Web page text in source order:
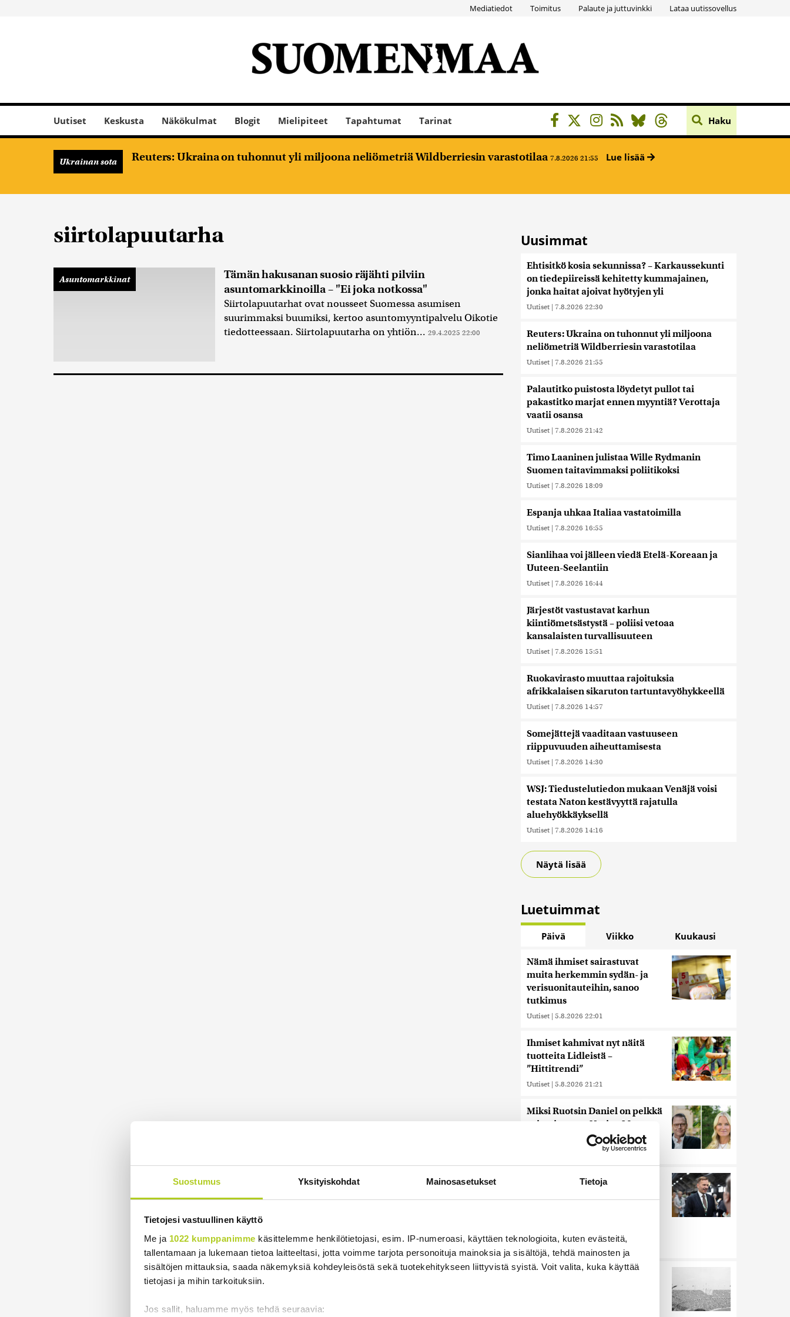
Suostumus Yksityiskohdat Mainosasetukset Tietoja
Tietojesi vastuullinen käyttö
Me ja 1022 kumppanimme käsittelemme henkilötietojasi, esim. IP-numeroasi, käyttäen teknologioita, kuten evästeitä,
tallentamaan ja lukemaan tietoa laitteeltasi, jotta voimme tarjota personoituja mainoksia ja sisältöjä, tehdä mainosten ja
sisältöjen mittauksia, saada näkemyksiä kohdeyleisöstä sekä tuotekehitykseen liittyvistä syistä. Voit valita, kuka käyttää
tietojasi ja mihin tarkoituksiin.
Jos sallit, haluamme myös tehdä seuraavia:
Mediatiedot Toimitus Palaute ja juttuvinkki Lataa uutissovellus
Uutiset Keskusta Näkökulmat Blogit Mielipiteet Tapahtumat Tarinat Haku
Ukrainan sota Reuters: Ukraina on tuhonnut yli miljoona neliömetriä Wildberriesin varastotilaa 7.8.2026 21:55 Lue lisää
siirtolapuutarha
Asuntomarkkinat
Tämän hakusanan suosio räjähti pilviin
asuntomarkkinoilla – "Ei joka notkossa"
Siirtolapuutarhat ovat nousseet Suomessa asumisen
suurimmaksi buumiksi, kertoo asuntomyyntipalvelu Oikotie
tiedotteessaan. Siirtolapuutarha on yhtiön... 29.4.2025 22:00
Uusimmat
Ehtisitkö kosia sekunnissa? – Karkaussekunti
on tiedepiireissä kehitetty kummajainen,
jonka haitat ajoivat hyötyjen yli
Uutiset | 7.8.2026 22:30
Reuters: Ukraina on tuhonnut yli miljoona
neliömetriä Wildberriesin varastotilaa
Uutiset | 7.8.2026 21:55
Palautitko puistosta löydetyt pullot tai
pakastitko marjat ennen myyntiä? Verottaja
vaatii osansa
Uutiset | 7.8.2026 21:42
Timo Laaninen julistaa Wille Rydmanin
Suomen taitavimmaksi poliitikoksi
Uutiset | 7.8.2026 18:09
Espanja uhkaa Italiaa vastatoimilla
Uutiset | 7.8.2026 16:55
Sianlihaa voi jälleen viedä Etelä-Koreaan ja
Uuteen-Seelantiin
Uutiset | 7.8.2026 16:44
Järjestöt vastustavat karhun
kiintiömetsästystä – poliisi vetoaa
kansalaisten turvallisuuteen
Uutiset | 7.8.2026 15:51
Ruokavirasto muuttaa rajoituksia
afrikkalaisen sikaruton tartuntavyöhykkeellä
Uutiset | 7.8.2026 14:57
Somejättejä vaaditaan vastuuseen
riippuvuuden aiheuttamisesta
Uutiset | 7.8.2026 14:30
WSJ: Tiedustelutiedon mukaan Venäjä voisi
testata Naton kestävyyttä rajatulla
aluehyökkäyksellä
Uutiset | 7.8.2026 14:16
Näytä lisää
Luetuimmat
Päivä Viikko Kuukausi
Nämä ihmiset sairastuvat
muita herkemmin sydän- ja
verisuonitauteihin, sanoo
tutkimus
Uutiset | 5.8.2026 22:01
Ihmiset kahmivat nyt näitä
tuotteita Lidleistä –
”Hittitrendi”
Uutiset | 5.8.2026 21:21
Miksi Ruotsin Daniel on pelkkä
prinssi, mutta Norjan Mette-
Marit on kruununprinsessa?
3.8.2026 21:46
Keskustan Siika-aho kertoo,
Uutiset
Harva tajusi Hitlerin